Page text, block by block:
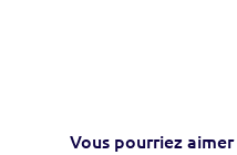
Vous pourriez aimer